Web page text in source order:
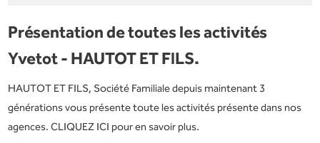
Présentation de toutes les activités
Yvetot - HAUTOT ET FILS.
HAUTOT ET FILS, Société Familiale depuis maintenant 3
générations vous présente toute les activités présente dans nos
agences. CLIQUEZ ICI pour en savoir plus.